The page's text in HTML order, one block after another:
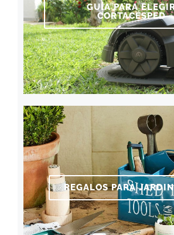
GUÍA PARA
CORTACÉSPED
REGALOS PARA